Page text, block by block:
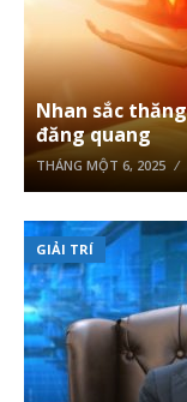
Nhan sắc
đăng quang
THÁNG MỘT 6, 2025
GIẢI TRÍ